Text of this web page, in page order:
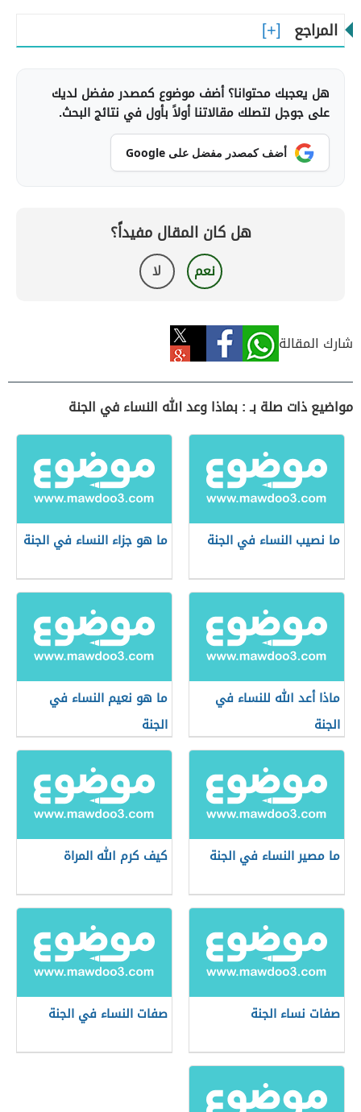
المراجع
هل يعجبك محتوانا؟ أضف موضوع كمصدر مفضل لديك
على جوجل لتصلك مقالاتنا أولاً بأول في نتائج البحث.
أضف كمصدر مفضل على Google
هل كان المقال مفيداً؟
نعم لا
شارك المقالة
مواضيع ذات صلة بـ : بماذا وعد الله النساء في الجنة
ما نصيب النساء في الجنة ما هو جزاء النساء في الجنة
ماذا أعد الله للنساء في
الجنة
ما هو نعيم النساء في
الجنة
ما مصير النساء في الجنة كيف كرم الله المراة
صفات نساء الجنة صفات النساء في الجنة